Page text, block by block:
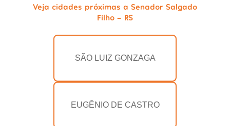
Veja cidades próximas a Senador Salgado
Filho - RS
SÃO LUIZ GONZAGA
EUGÊNIO DE CASTRO